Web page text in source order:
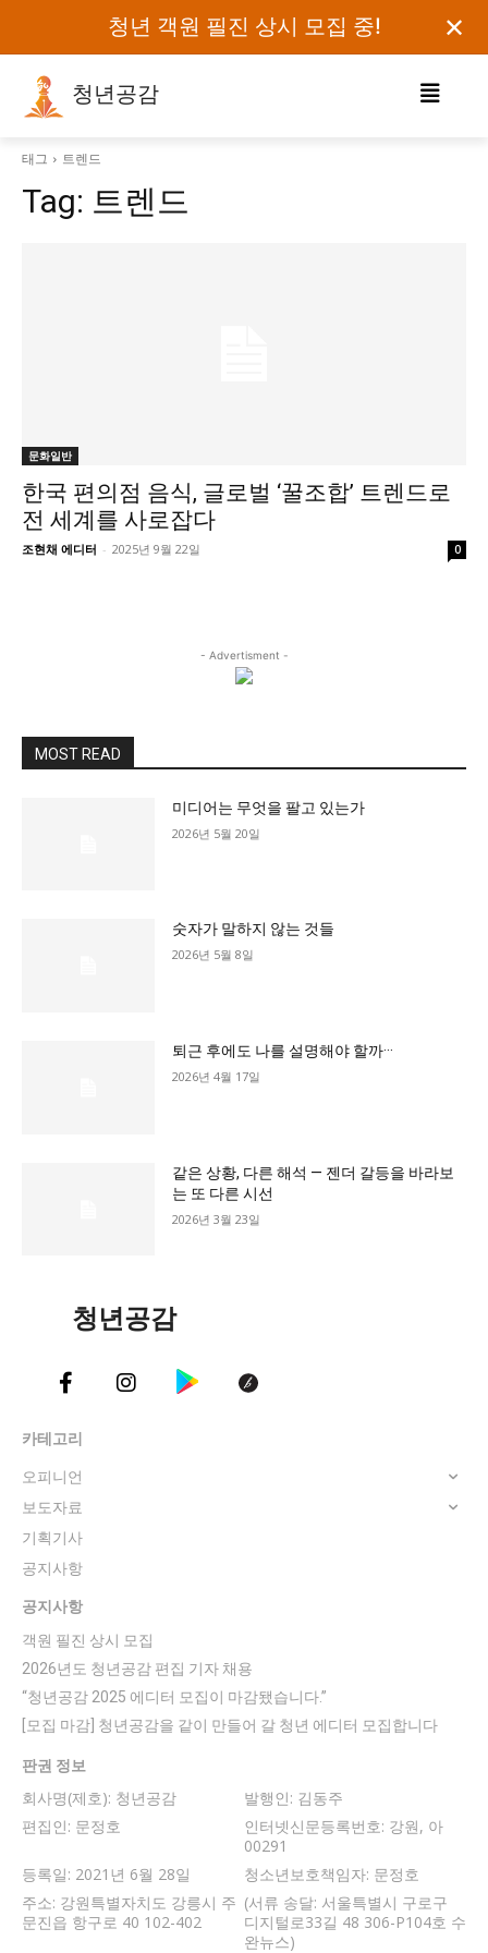
검색어를 입력하세요.
정치일반
국회/정당
문화
전통문화
교육일반
교육부
청년 객원 필진 상시 모집 중! ✕
청년공감
태그 트렌드
Tag: 트렌드
문화일반
한국 편의점 음식, 글로벌 ‘꿀조합’ 트렌드로
전 세계를 사로잡다
조현채 에디터 - 2025년 9월 22일 0
- Advertisment -
MOST READ
미디어는 무엇을 팔고 있는가
2026년 5월 20일
숫자가 말하지 않는 것들
2026년 5월 8일
퇴근 후에도 나를 설명해야 할까···
2026년 4월 17일
같은 상황, 다른 해석 — 젠더 갈등을 바라보
는 또 다른 시선
2026년 3월 23일
청년공감
카테고리
오피니언
보도자료
기획기사
공지사항
공지사항
객원 필진 상시 모집
2026년도 청년공감 편집 기자 채용
“청년공감 2025 에디터 모집이 마감됐습니다.”
[모집 마감] 청년공감을 같이 만들어 갈 청년 에디터 모집합니다
판권 정보
회사명(제호): 청년공감
발행인: 김동주
편집인: 문정호
인터넷신문등록번호: 강원, 아
00291
등록일: 2021년 6월 28일
청소년보호책임자: 문정호
주소: 강원특별자치도 강릉시 주
문진읍 항구로 40 102-402
(서류 송달: 서울특별시 구로구
디지털로33길 48 306-P104호 수
완뉴스)